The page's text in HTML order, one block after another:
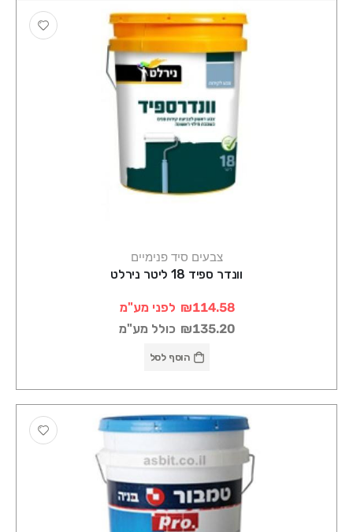
צבעים סיד פנימיים
וונדר ספיד 18 ליטר נירלט
₪114.58 לפני מע"מ
₪135.20 כולל מע"מ
הוסף לסל